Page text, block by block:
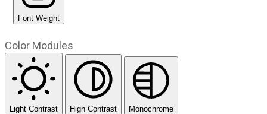
Font Weight
Color Modules
Light Contrast High Contrast Monochrome